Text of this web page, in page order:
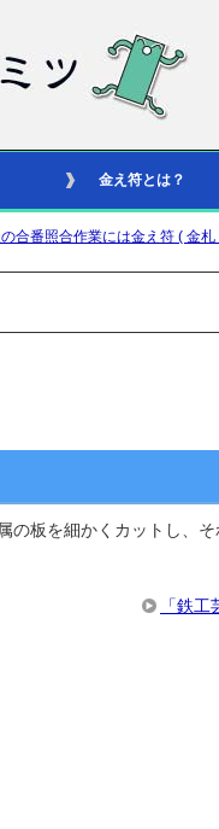
金え符とは？
合番照合作業には金え符 ( 金
の板を細かくカットし、
「鉄